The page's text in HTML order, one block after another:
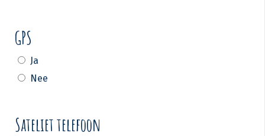
GPS
Ja
Nee
Sateliet telefoon